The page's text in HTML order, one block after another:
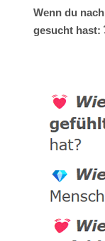
Wenn du
gesucht hast: